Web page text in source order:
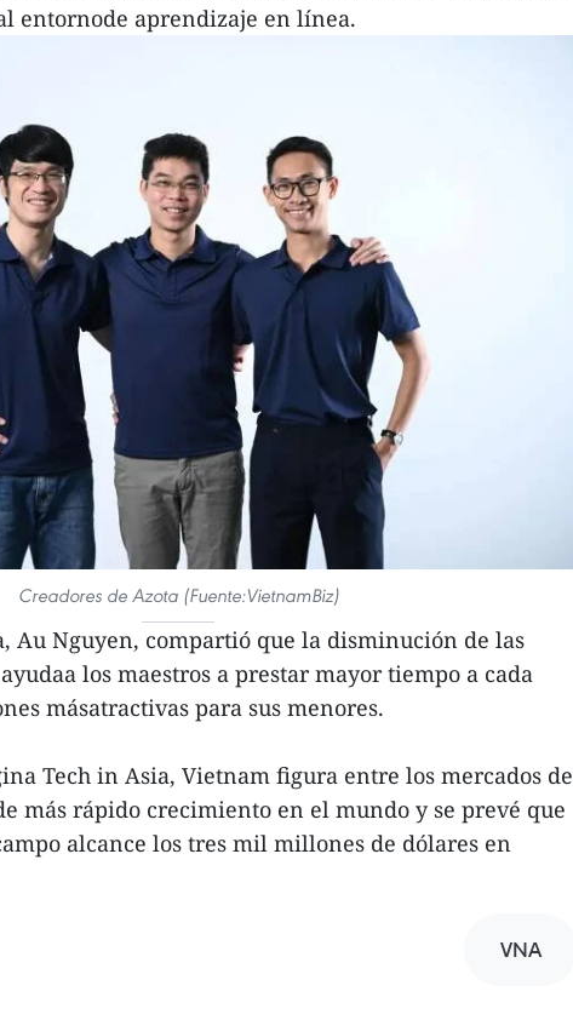
entornode aprendizaje en línea.
Creadores de Azota (Fuente:VietnamBiz)
Au Nguyen, compartió que la disminución de las
los maestros a prestar mayor tiempo a cada
másatractivas para sus menores.
Tech in Asia, Vietnam figura entre los mercados de
más rápido crecimiento en el mundo y se prevé que
alcance los tres mil millones de dólares en
VNA